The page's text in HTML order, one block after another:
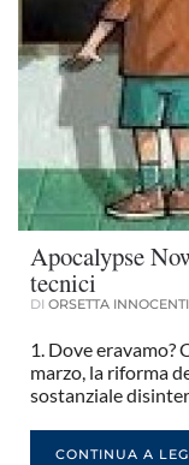
Apocalypse
tecnici
DI ORSETTA INNOCENTI
1. Dove eravamo?
marzo, la riforma
sostanziale
CONTINUA A